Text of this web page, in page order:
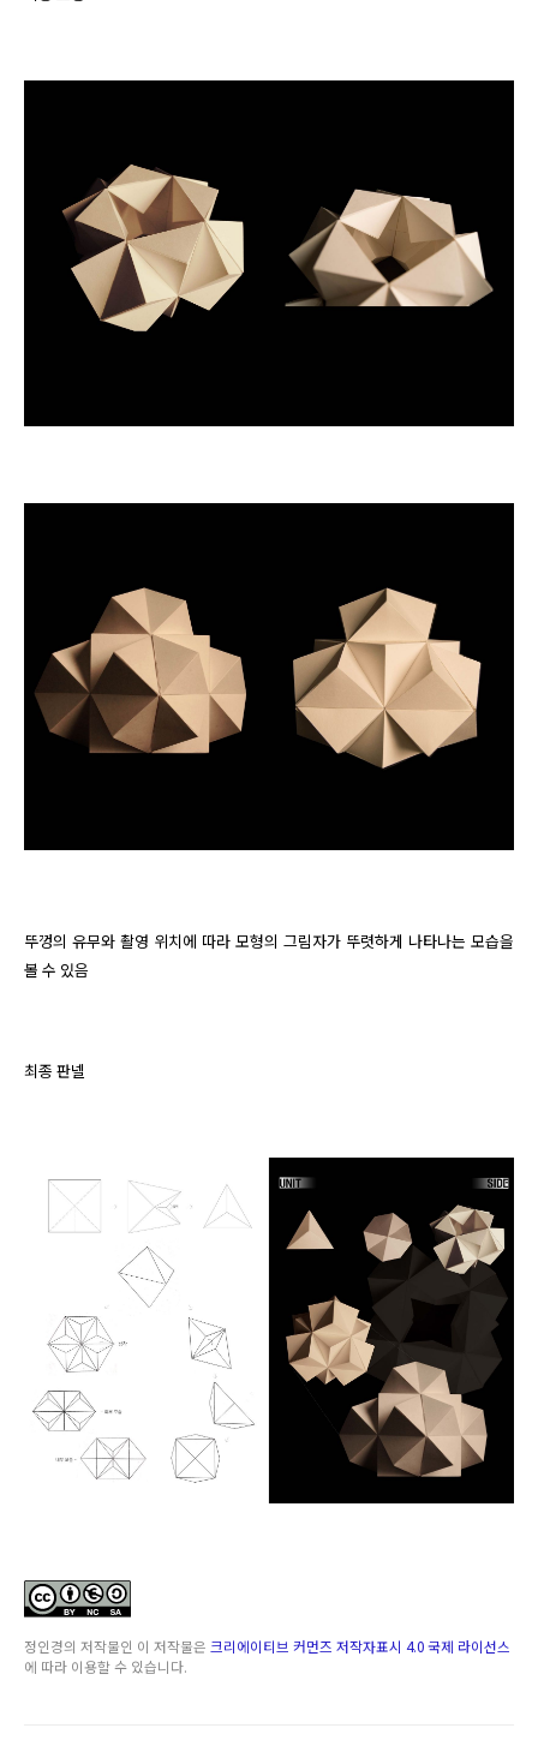
뚜껑의 유무와 촬영 위치에 따라 모형의 그림자가 뚜렷하게 나타나는 모습을
볼 수 있음
최종 판넬
정인경의 저작물인 이 저작물은 크리에이티브 커먼즈 저작자표시 4.0 국제 라이선스
에 따라 이용할 수 있습니다.